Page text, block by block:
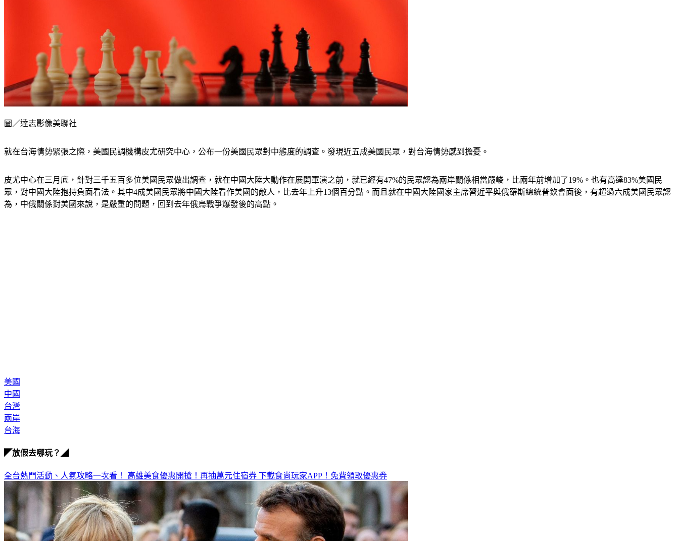
圖／達志影像美聯社
就在台海情勢緊張之際，美國民調機構皮尤研究中心，公布一份美國民眾對中態度的調查。發現近五成美國民眾，對台海情勢感到擔憂。
皮尤中心在三月底，針對三千五百多位美國民眾做出調查，就在中國大陸大動作在展開軍演之前，就已經有47%的民眾認為兩岸關係相當嚴峻，比兩年前增加了19%。也有高達83%美國民
眾，對中國大陸抱持負面看法。其中4成美國民眾將中國大陸看作美國的敵人，比去年上升13個百分點。而且就在中國大陸國家主席習近平與俄羅斯總統普欽會面後，有超過六成美國民眾認
為，中俄關係對美國來說，是嚴重的問題，回到去年俄烏戰爭爆發後的高點。
美國
中國
台灣
兩岸
台海
◤放假去哪玩？◢
全台熱門活動、人氣攻略一次看！ 高雄美食優惠開搶！再抽萬元住宿券 下載食尚玩家APP！免費領取優惠券